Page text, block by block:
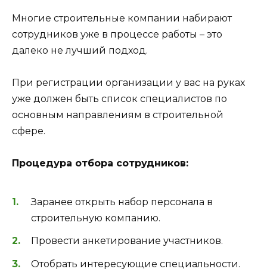
Многие строительные компании набирают
сотрудников уже в процессе работы – это
далеко не лучший подход.
При регистрации организации у вас на руках
уже должен быть список специалистов по
основным направлениям в строительной
сфере.
Процедура отбора сотрудников:
Заранее открыть набор персонала в
строительную компанию.
Провести анкетирование участников.
Отобрать интересующие специальности.